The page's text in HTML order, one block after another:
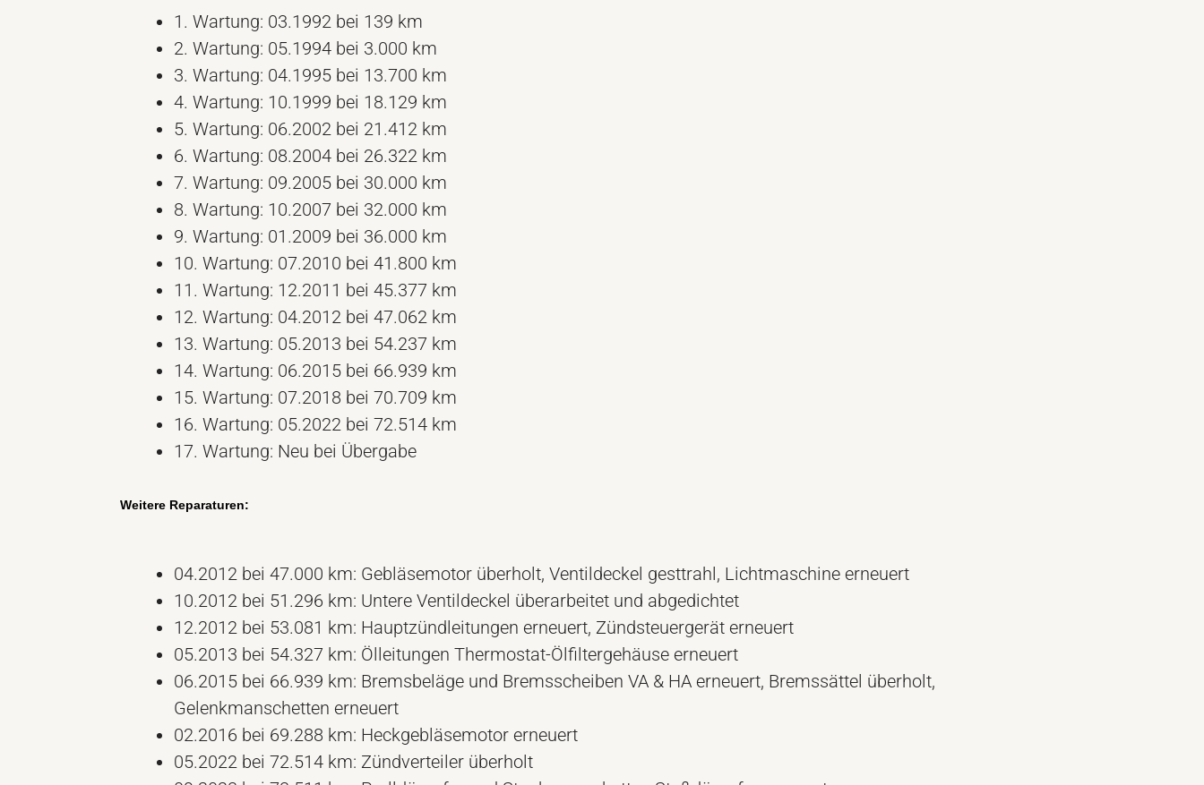
1. Wartung: 03.1992 bei 139 km
2. Wartung: 05.1994 bei 3.000 km
3. Wartung: 04.1995 bei 13.700 km
4. Wartung: 10.1999 bei 18.129 km
5. Wartung: 06.2002 bei 21.412 km
6. Wartung: 08.2004 bei 26.322 km
7. Wartung: 09.2005 bei 30.000 km
8. Wartung: 10.2007 bei 32.000 km
9. Wartung: 01.2009 bei 36.000 km
10. Wartung: 07.2010 bei 41.800 km
11. Wartung: 12.2011 bei 45.377 km
12. Wartung: 04.2012 bei 47.062 km
13. Wartung: 05.2013 bei 54.237 km
14. Wartung: 06.2015 bei 66.939 km
15. Wartung: 07.2018 bei 70.709 km
16. Wartung: 05.2022 bei 72.514 km
17. Wartung: Neu bei Übergabe
Weitere Reparaturen:
04.2012 bei 47.000 km: Gebläsemotor überholt, Ventildeckel gesttrahl, Lichtmaschine erneuert
10.2012 bei 51.296 km: Untere Ventildeckel überarbeitet und abgedichtet
12.2012 bei 53.081 km: Hauptzündleitungen erneuert, Zündsteuergerät erneuert
05.2013 bei 54.327 km: Ölleitungen Thermostat-Ölfiltergehäuse erneuert
06.2015 bei 66.939 km: Bremsbeläge und Bremsscheiben VA & HA erneuert, Bremssättel überholt,
Gelenkmanschetten erneuert
02.2016 bei 69.288 km: Heckgebläsemotor erneuert
05.2022 bei 72.514 km: Zündverteiler überholt